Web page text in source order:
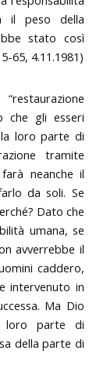
il peso della
stato così
65, 4.11.1981)
che gli esseri
loro parte di
tramite
neanche il
da soli. Se
Dato che
umana, se
avverrebbe il
caddero,
intervenuto in
Ma Dio
loro parte di
della parte di